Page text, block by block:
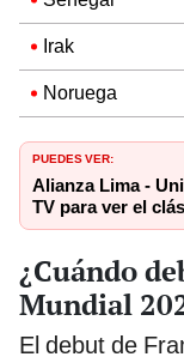
Irak
Noruega
PUEDES VER:
Alianza Lima -
TV para ver el
¿Cuándo
Mundial
El debut de